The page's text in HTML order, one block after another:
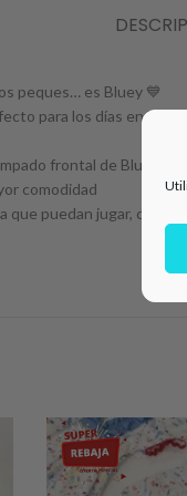
peques… es Bluey 💙
para los días en los
frontal de Bluey –
comodidad
que puedan jugar,